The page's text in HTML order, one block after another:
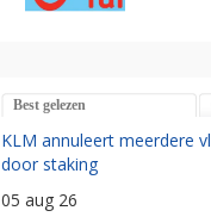
Best gelezen
KLM annuleert meerdere
door staking
05 aug 26